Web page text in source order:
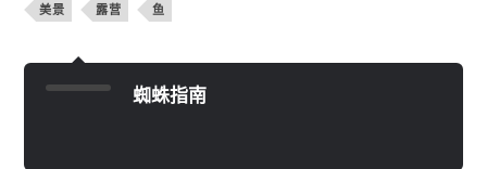
美景 露营 鱼
蜘蛛指南